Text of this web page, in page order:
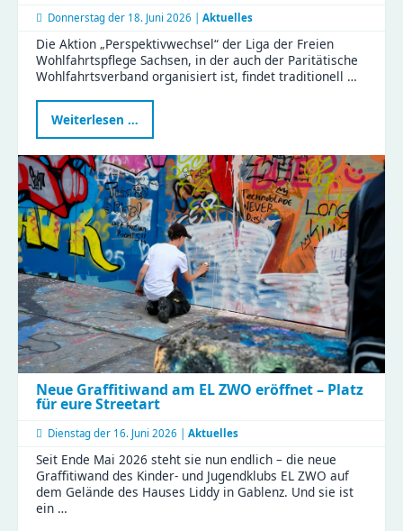
Donnerstag der 18. Juni 2026 | Aktuelles
Die Aktion „Perspektivwechsel“ der Liga der Freien
Wohlfahrtspflege Sachsen, in der auch der Paritätische
Wohlfahrtsverband organisiert ist, findet traditionell …
Weiterlesen …
2026
im
Haus
Liddy
Neue Graffitiwand am EL ZWO eröffnet – Platz
für eure Streetart
Dienstag der 16. Juni 2026 | Aktuelles
Seit Ende Mai 2026 steht sie nun endlich – die neue
Graffitiwand des Kinder- und Jugendklubs EL ZWO auf
dem Gelände des Hauses Liddy in Gablenz. Und sie ist
ein …